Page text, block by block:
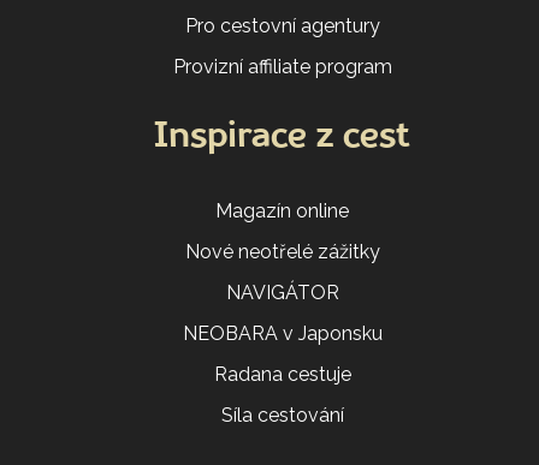
Pro cestovní agentury
Provizní affiliate program
Inspirace z cest
Magazín online
Nové neotřelé zážitky
NAVIGÁTOR
NEOBARA v Japonsku
Radana cestuje
Síla cestování